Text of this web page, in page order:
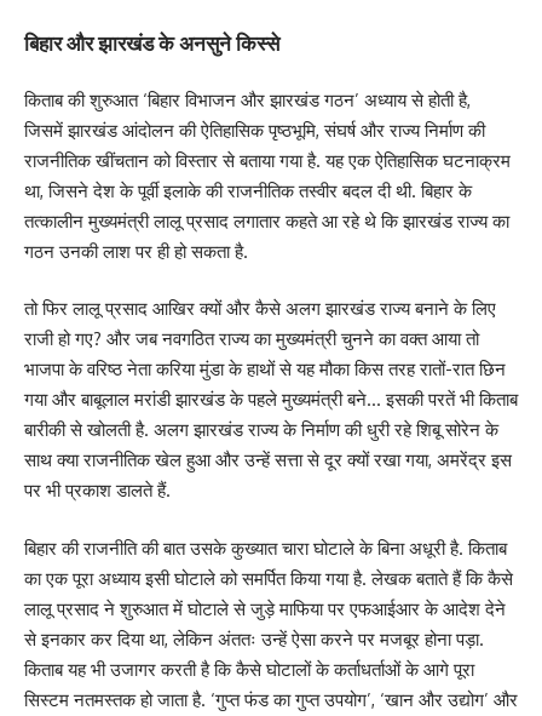
बिहार और झारखंड के अनसुने किस्से
किताब की शुरुआत ‘बिहार विभाजन और झारखंड गठन’ अध्याय से होती है,
जिसमें झारखंड आंदोलन की ऐतिहासिक पृष्ठभूमि, संघर्ष और राज्य निर्माण की
राजनीतिक खींचतान को विस्तार से बताया गया है. यह एक ऐतिहासिक घटनाक्रम
था, जिसने देश के पूर्वी इलाके की राजनीतिक तस्वीर बदल दी थी. बिहार के
तत्कालीन मुख्यमंत्री लालू प्रसाद लगातार कहते आ रहे थे कि झारखंड राज्य का
गठन उनकी लाश पर ही हो सकता है.
तो फिर लालू प्रसाद आखिर क्यों और कैसे अलग झारखंड राज्य बनाने के लिए
राजी हो गए? और जब नवगठित राज्य का मुख्यमंत्री चुनने का वक्त आया तो
भाजपा के वरिष्ठ नेता करिया मुंडा के हाथों से यह मौका किस तरह रातों-रात छिन
गया और बाबूलाल मरांडी झारखंड के पहले मुख्यमंत्री बने… इसकी परतें भी किताब
बारीकी से खोलती है. अलग झारखंड राज्य के निर्माण की धुरी रहे शिबू सोरेन के
साथ क्या राजनीतिक खेल हुआ और उन्हें सत्ता से दूर क्यों रखा गया, अमरेंद्र इस
पर भी प्रकाश डालते हैं.
बिहार की राजनीति की बात उसके कुख्यात चारा घोटाले के बिना अधूरी है. किताब
का एक पूरा अध्याय इसी घोटाले को समर्पित किया गया है. लेखक बताते हैं कि कैसे
लालू प्रसाद ने शुरुआत में घोटाले से जुड़े माफिया पर एफआईआर के आदेश देने
से इनकार कर दिया था, लेकिन अंततः उन्हें ऐसा करने पर मजबूर होना पड़ा.
किताब यह भी उजागर करती है कि कैसे घोटालों के कर्ताधर्ताओं के आगे पूरा
सिस्टम नतमस्तक हो जाता है. ‘गुप्त फंड का गुप्त उपयोग’, ‘खान और उद्योग’ और